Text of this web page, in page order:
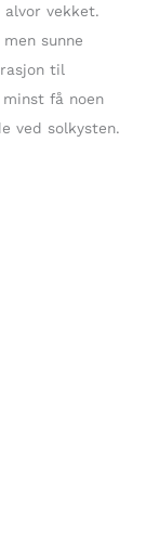
alvor vekket.
sunne
til
få noen
ved solkysten.